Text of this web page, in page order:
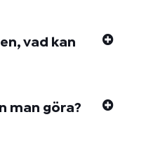
vad kan
man göra?